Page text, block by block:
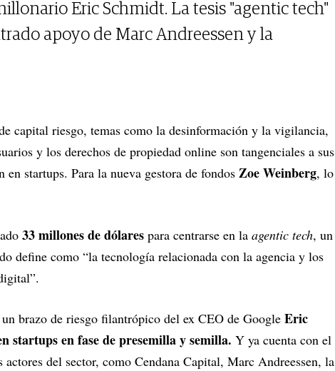
Eric Schmidt. La tesis "agentic tech"
apoyo de Marc Andreessen y la
capital riesgo, temas como la desinformación y la vigilancia,
y los derechos de propiedad online son tangenciales a sus
en startups. Para la nueva gestora de fondos Zoe Weinberg, lo
33 millones de dólares para centrarse en la agentic tech, un
define como “la tecnología relacionada con la agencia y los
brazo de riesgo filantrópico del ex CEO de Google Eric
startups en fase de presemilla y semilla. Y ya cuenta con el
del sector, como Cendana Capital, Marc Andreessen, la